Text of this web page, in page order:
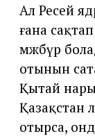
Ал Ресей
ғана
мәжбүр
отынын
Қытай
Қазақстан
отырса,